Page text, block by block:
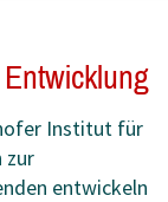
Institut für
zur
entwickeln